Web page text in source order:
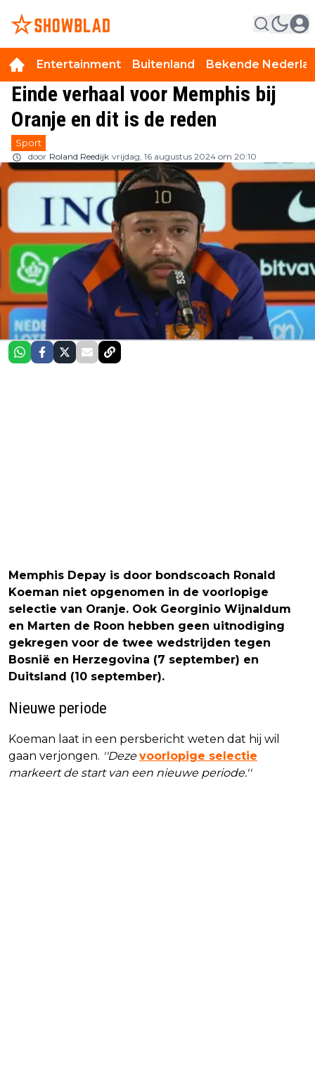
Entertainment Buitenland Bekende
Einde verhaal voor Memphis bij
Oranje en dit is de reden
Sport
door Roland Reedijk vrijdag, 16 augustus 2024 om 20:10
Memphis Depay is door bondscoach Ronald
Koeman niet opgenomen in de voorlopige
selectie van Oranje. Ook Georginio Wijnaldum
en Marten de Roon hebben geen uitnodiging
gekregen voor de twee wedstrijden tegen
Bosnië en Herzegovina (7 september) en
Duitsland (10 september).
Nieuwe periode
Koeman laat in een persbericht weten dat hij wil
gaan verjongen. ''Dezevoorlopige selectie
markeert de start van een nieuwe periode.''